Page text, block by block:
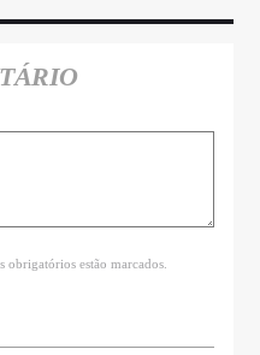
obrigatórios estão marcados.